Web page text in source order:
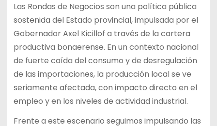
Las Rondas de Negocios son una política pública
sostenida del Estado provincial, impulsada por el
Gobernador Axel Kicillof a través de la cartera
productiva bonaerense. En un contexto nacional
de fuerte caída del consumo y de desregulación
de las importaciones, la producción local se ve
seriamente afectada, con impacto directo en el
empleo y en los niveles de actividad industrial.
Frente a este escenario seguimos impulsando las